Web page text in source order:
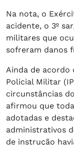
Na nota, o
acidente, o 3º
militares que
sofreram danos
Ainda de acordo
Policial Militar
circunstâncias
afirmou que
adotadas e
administrativos
de instrução